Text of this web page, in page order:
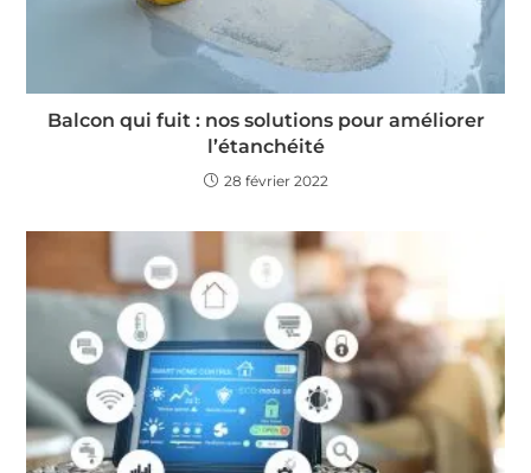
Balcon qui fuit : nos solutions pour améliorer
l’étanchéité
28 février 2022